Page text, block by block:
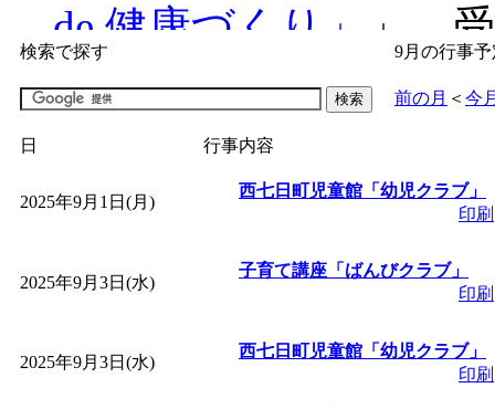
de 健康づくり」
」 受
「子育て交流広場「
間：2026/07/09～
「皆鶴姫のこびる塾
～」 受付期間：～
2026/07/10～2026/08/
検索で探す 9月の行事予
前の月 ＜ 今
日 行事内容
2025年9月1日(月)
西七日町児童館「幼児クラブ」
印刷
2025年9月3日(水)
子育て講座「ばんびクラブ」
印刷
2025年9月3日(水)
西七日町児童館「幼児クラブ」
印刷